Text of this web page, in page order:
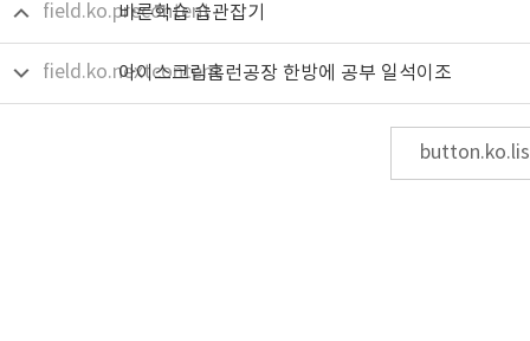
field.ko.precontent
바른학습 습관잡기
field.ko.nextcontent
아이스크림홈런공장 한방에 공부 일석이조